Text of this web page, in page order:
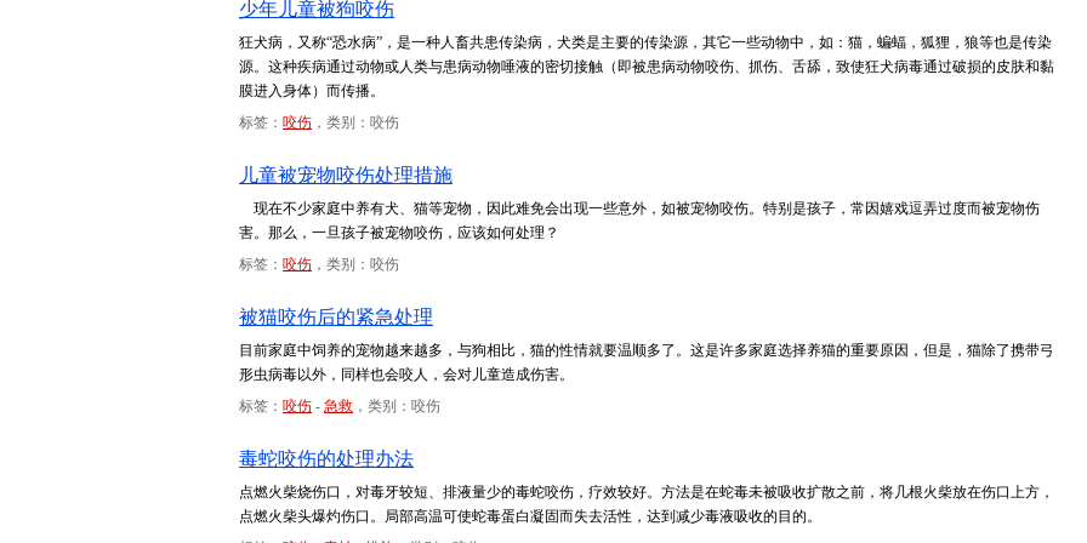
少年儿童被狗咬伤
狂犬病，又称“恐水病”，是一种人畜共患传染病，犬类是主要的传染源，其它一些动物中，如：猫，蝙蝠，狐狸，狼等也是传染
源。这种疾病通过动物或人类与患病动物唾液的密切接触（即被患病动物咬伤、抓伤、舌舔，致使狂犬病毒通过破损的皮肤和黏
膜进入身体）而传播。
标签： 咬伤 ，类别：咬伤
儿童被宠物咬伤处理措施
现在不少家庭中养有犬、猫等宠物，因此难免会出现一些意外，如被宠物咬伤。特别是孩子，常因嬉戏逗弄过度而被宠物伤
害。那么，一旦孩子被宠物咬伤，应该如何处理？
标签： 咬伤 ，类别：咬伤
被猫咬伤后的紧急处理
目前家庭中饲养的宠物越来越多，与狗相比，猫的性情就要温顺多了。这是许多家庭选择养猫的重要原因，但是，猫除了携带弓
形虫病毒以外，同样也会咬人，会对儿童造成伤害。
标签： 咬伤 - 急救 ，类别：咬伤
毒蛇咬伤的处理办法
点燃火柴烧伤口，对毒牙较短、排液量少的毒蛇咬伤，疗效较好。方法是在蛇毒未被吸收扩散之前，将几根火柴放在伤口上方，
点燃火柴头爆灼伤口。局部高温可使蛇毒蛋白凝固而失去活性，达到减少毒液吸收的目的。